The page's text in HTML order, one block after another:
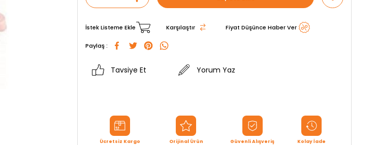
İstek Listeme Ekle Karşılaştır Fiyat Düşünce Haber Ver
Paylaş :
Tavsiye Et Yorum Yaz
Ücretsiz Kargo
Orijinal Ürün
Güvenli Alışveriş
Kolay İade